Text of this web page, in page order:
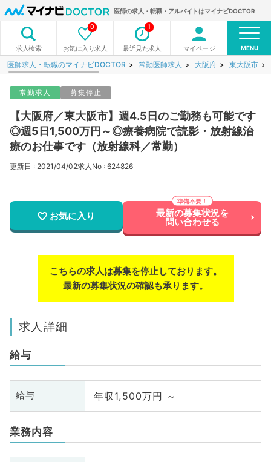
医師の求人・転職・アルバイトはマイナビDOCTOR
求人検索 お気に入り求人
0
最近見た求人
1
マイページ MENU
医師求人・転職のマイナビDOCTOR 常勤医師求人 大阪府 東大阪市
常勤求人 募集停止
【大阪府／東大阪市】週4.5日のご勤務も可能です
◎週5日1,500万円～◎療養病院で読影・放射線治
療のお仕事です（放射線科／常勤）
更新日 : 2021/04/02求人No : 624826
お気に入り 最新の募集状況を
問い合わせる
こちらの求人は募集を停止しております。
最新の募集状況の確認も承ります。
求人詳細
給与
給与 年収1,500万円 ～
業務内容